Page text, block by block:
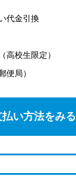
代金引換
校生限定）
便局）
払い方法をみる